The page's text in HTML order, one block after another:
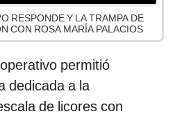
RESPONDE Y LA TRAMPA DE
CON ROSA MARÍA PALACIOS
permitió
dedicada a la
de licores con